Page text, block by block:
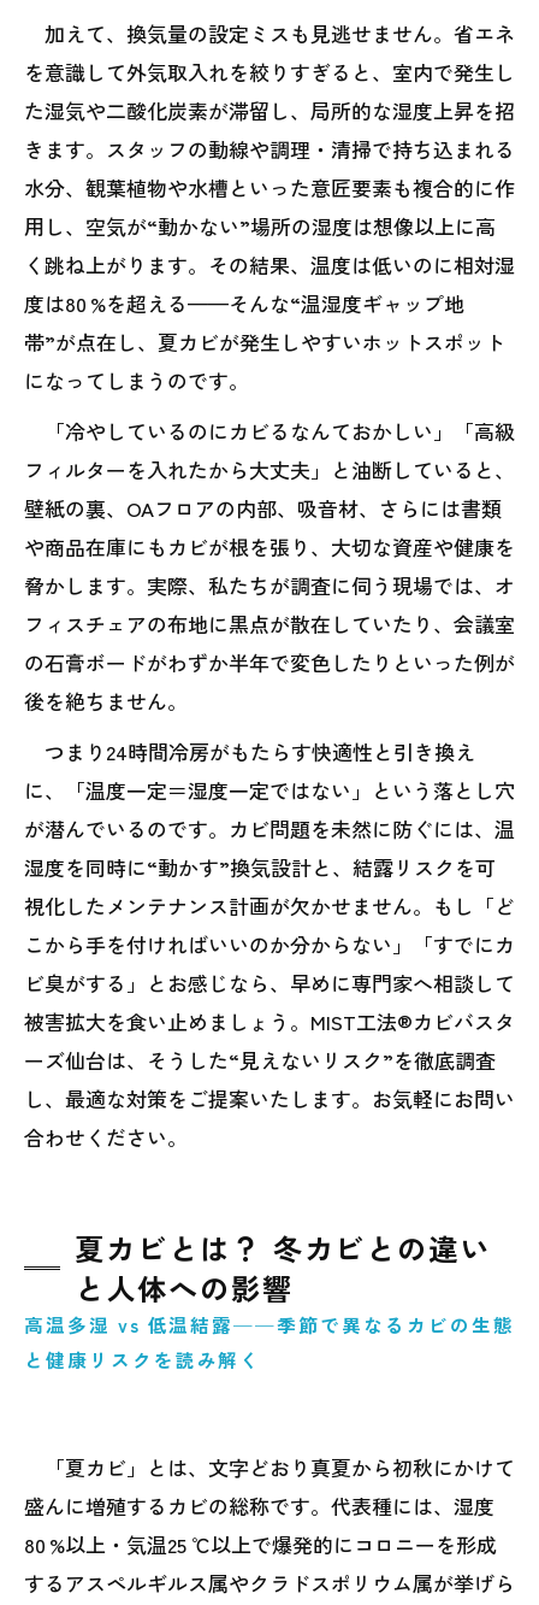
加えて、換気量の設定ミスも見逃せません。省エネ
を意識して外気取入れを絞りすぎると、室内で発生し
た湿気や二酸化炭素が滞留し、局所的な湿度上昇を招
きます。スタッフの動線や調理・清掃で持ち込まれる
水分、観葉植物や水槽といった意匠要素も複合的に作
用し、空気が“動かない”場所の湿度は想像以上に高
く跳ね上がります。その結果、温度は低いのに相対湿
度は80 %を超える——そんな“温湿度ギャップ地
帯”が点在し、夏カビが発生しやすいホットスポット
になってしまうのです。
「冷やしているのにカビるなんておかしい」「高級
フィルターを入れたから大丈夫」と油断していると、
壁紙の裏、OAフロアの内部、吸音材、さらには書類
や商品在庫にもカビが根を張り、大切な資産や健康を
脅かします。実際、私たちが調査に伺う現場では、オ
フィスチェアの布地に黒点が散在していたり、会議室
の石膏ボードがわずか半年で変色したりといった例が
後を絶ちません。
つまり24時間冷房がもたらす快適性と引き換え
に、「温度一定＝湿度一定ではない」という落とし穴
が潜んでいるのです。カビ問題を未然に防ぐには、温
湿度を同時に“動かす”換気設計と、結露リスクを可
視化したメンテナンス計画が欠かせません。もし「ど
こから手を付ければいいのか分からない」「すでにカ
ビ臭がする」とお感じなら、早めに専門家へ相談して
被害拡大を食い止めましょう。MIST工法®カビバスタ
ーズ仙台は、そうした“見えないリスク”を徹底調査
し、最適な対策をご提案いたします。お気軽にお問い
合わせください。
夏カビとは？ 冬カビとの違い
と人体への影響
高温多湿 vs 低温結露──季節で異なるカビの生態
と健康リスクを読み解く
「夏カビ」とは、文字どおり真夏から初秋にかけて
盛んに増殖するカビの総称です。代表種には、湿度
80 %以上・気温25 ℃以上で爆発的にコロニーを形成
するアスペルギルス属やクラドスポリウム属が挙げら